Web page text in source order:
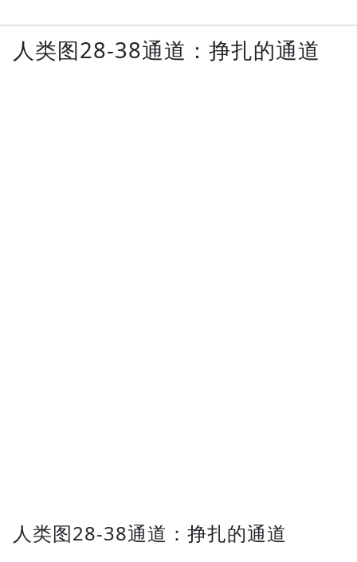
人类图28-38通道：挣扎的通道
人类图28-38通道：挣扎的通道